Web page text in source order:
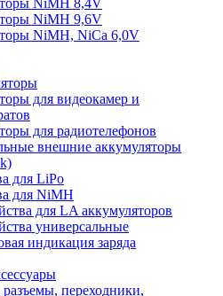
NiMH 8,4V
NiMH 9,6V
NiMH, NiCa 6,0V
для видеокамер и
для радиотелефонов
внешние аккумуляторы
для LiPo
для NiMH
для LA аккумуляторов
универсальные
индикация заряда
переходники,